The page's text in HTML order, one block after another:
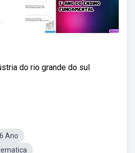
do rio grande do sul
Ano